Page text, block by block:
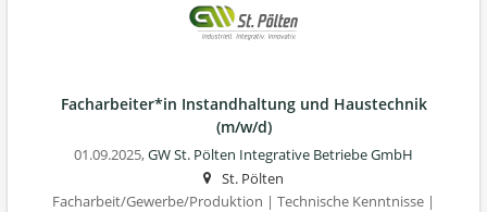
Facharbeiter*in Instandhaltung und Haustechnik
(m/w/d)
01.09.2025,GW St. Pölten Integrative Betriebe GmbH
St. Pölten
Facharbeit/Gewerbe/Produktion | Technische Kenntnisse |